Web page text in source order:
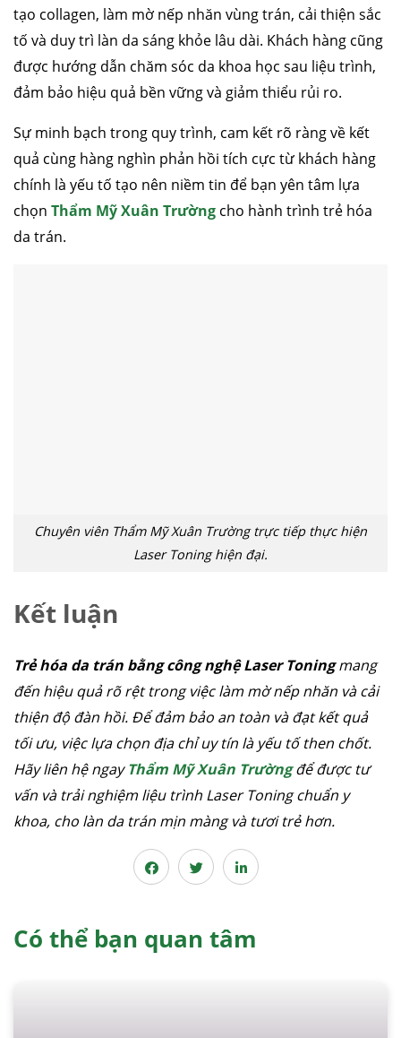
đặt túi ngực
nâng ngực hút mỡ cấy mỡ trẻ hóa da
tạo collagen, làm mờ nếp nhăn vùng trán, cải thiện sắc
tố và duy trì làn da sáng khỏe lâu dài. Khách hàng cũng
được hướng dẫn chăm sóc da khoa học sau liệu trình,
đảm bảo hiệu quả bền vững và giảm thiểu rủi ro.
Sự minh bạch trong quy trình, cam kết rõ ràng về kết
quả cùng hàng nghìn phản hồi tích cực từ khách hàng
chính là yếu tố tạo nên niềm tin để bạn yên tâm lựa
chọn Thẩm Mỹ Xuân Trường cho hành trình trẻ hóa
da trán.
Chuyên viên Thẩm Mỹ Xuân Trường trực tiếp thực hiện
Laser Toning hiện đại.
Kết luận
Trẻ hóa da trán bằng công nghệ Laser Toningmang
đến hiệu quả rõ rệt trong việc làm mờ nếp nhăn và cải
thiện độ đàn hồi. Để đảm bảo an toàn và đạt kết quả
tối ưu, việc lựa chọn địa chỉ uy tín là yếu tố then chốt.
Hãy liên hệ ngayThẩm Mỹ Xuân Trườngđể được tư
vấn và trải nghiệm liệu trình Laser Toning chuẩn y
khoa, cho làn da trán mịn màng và tươi trẻ hơn.
Có thể bạn quan tâm